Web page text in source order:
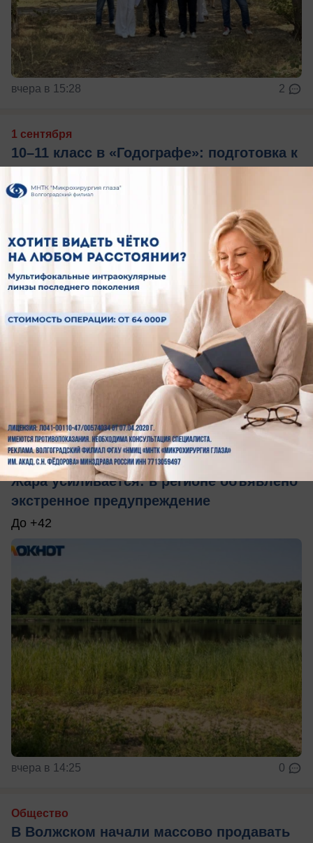
вчера в 15:28 2
1 сентября
10–11 класс в «Годографе»: подготовка к
вчера в 15:00 0
Общество
Жара усиливается: в регионе объявлено
экстренное предупреждение
До +42
вчера в 14:25 0
Общество
В Волжском начали массово продавать